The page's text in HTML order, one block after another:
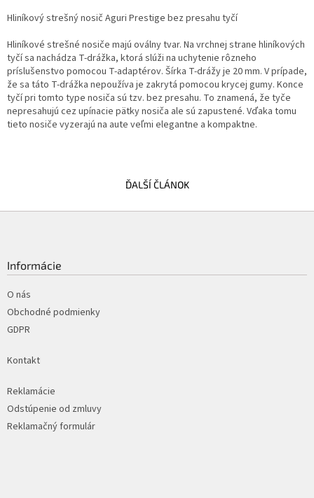
Hliníkový strešný nosič Aguri Prestige bez presahu tyčí
Hliníkové strešné nosiče majú oválny tvar. Na vrchnej strane hliníkových
tyčí sa nachádza T-drážka, ktorá slúži na uchytenie rôzneho
príslušenstvo pomocou T-adaptérov. Šírka T-drážy je 20 mm. V prípade,
že sa táto T-drážka nepoužíva je zakrytá pomocou krycej gumy. Konce
tyčí pri tomto type nosiča sú tzv. bez presahu. To znamená, že tyče
nepresahujú cez upínacie pätky nosiča ale sú zapustené. Vďaka tomu
tieto nosiče vyzerajú na aute veľmi elegantne a kompaktne.
ĎALŠÍ ČLÁNOK
Informácie
O nás
Obchodné podmienky
GDPR
Kontakt
Reklamácie
Odstúpenie od zmluvy
Reklamačný formulár